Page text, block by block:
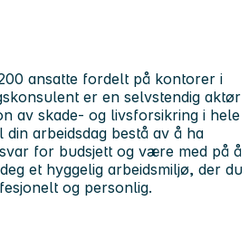
ansatte fordelt på kontorer i
er en selvstendig aktør
av skade- og livsforsikring i hele
arbeidsdag bestå av å ha
for budsjett og være med på å
et hyggelig arbeidsmiljø, der du
og personlig.